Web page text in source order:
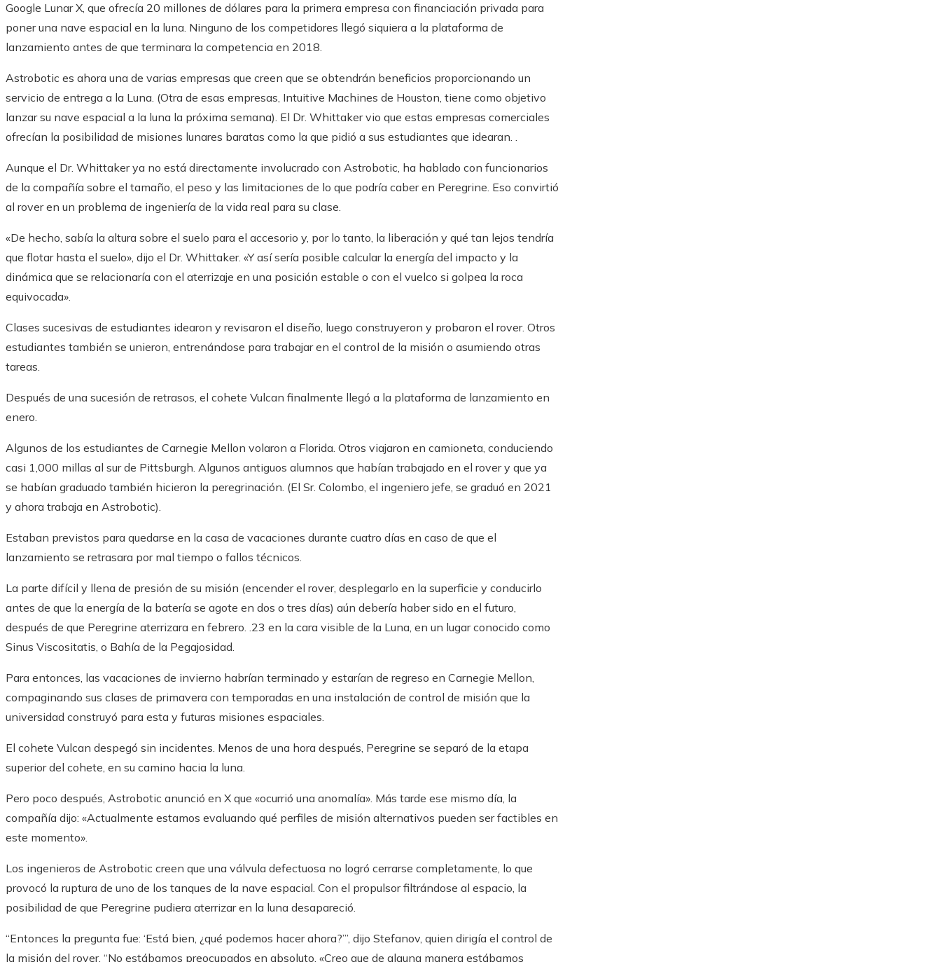
Google Lunar X, que ofrecía 20 millones de dólares para la primera empresa con financiación privada para
poner una nave espacial en la luna. Ninguno de los competidores llegó siquiera a la plataforma de
lanzamiento antes de que terminara la competencia en 2018.
Astrobotic es ahora una de varias empresas que creen que se obtendrán beneficios proporcionando un
servicio de entrega a la Luna. (Otra de esas empresas, Intuitive Machines de Houston, tiene como objetivo
lanzar su nave espacial a la luna la próxima semana). El Dr. Whittaker vio que estas empresas comerciales
ofrecían la posibilidad de misiones lunares baratas como la que pidió a sus estudiantes que idearan. .
Aunque el Dr. Whittaker ya no está directamente involucrado con Astrobotic, ha hablado con funcionarios
de la compañía sobre el tamaño, el peso y las limitaciones de lo que podría caber en Peregrine. Eso convirtió
al rover en un problema de ingeniería de la vida real para su clase.
«De hecho, sabía la altura sobre el suelo para el accesorio y, por lo tanto, la liberación y qué tan lejos tendría
que flotar hasta el suelo», dijo el Dr. Whittaker. «Y así sería posible calcular la energía del impacto y la
dinámica que se relacionaría con el aterrizaje en una posición estable o con el vuelco si golpea la roca
equivocada».
Clases sucesivas de estudiantes idearon y revisaron el diseño, luego construyeron y probaron el rover. Otros
estudiantes también se unieron, entrenándose para trabajar en el control de la misión o asumiendo otras
tareas.
Después de una sucesión de retrasos, el cohete Vulcan finalmente llegó a la plataforma de lanzamiento en
enero.
Algunos de los estudiantes de Carnegie Mellon volaron a Florida. Otros viajaron en camioneta, conduciendo
casi 1,000 millas al sur de Pittsburgh. Algunos antiguos alumnos que habían trabajado en el rover y que ya
se habían graduado también hicieron la peregrinación. (El Sr. Colombo, el ingeniero jefe, se graduó en 2021
y ahora trabaja en Astrobotic).
Estaban previstos para quedarse en la casa de vacaciones durante cuatro días en caso de que el
lanzamiento se retrasara por mal tiempo o fallos técnicos.
La parte difícil y llena de presión de su misión (encender el rover, desplegarlo en la superficie y conducirlo
antes de que la energía de la batería se agote en dos o tres días) aún debería haber sido en el futuro,
después de que Peregrine aterrizara en febrero. .23 en la cara visible de la Luna, en un lugar conocido como
Sinus Viscositatis, o Bahía de la Pegajosidad.
Para entonces, las vacaciones de invierno habrían terminado y estarían de regreso en Carnegie Mellon,
compaginando sus clases de primavera con temporadas en una instalación de control de misión que la
universidad construyó para esta y futuras misiones espaciales.
El cohete Vulcan despegó sin incidentes. Menos de una hora después, Peregrine se separó de la etapa
superior del cohete, en su camino hacia la luna.
Pero poco después, Astrobotic anunció en X que «ocurrió una anomalía». Más tarde ese mismo día, la
compañía dijo: «Actualmente estamos evaluando qué perfiles de misión alternativos pueden ser factibles en
este momento».
Los ingenieros de Astrobotic creen que una válvula defectuosa no logró cerrarse completamente, lo que
provocó la ruptura de uno de los tanques de la nave espacial. Con el propulsor filtrándose al espacio, la
posibilidad de que Peregrine pudiera aterrizar en la luna desapareció.
“Entonces la pregunta fue: ‘Está bien, ¿qué podemos hacer ahora?’”, dijo Stefanov, quien dirigía el control de
la misión del rover. “No estábamos preocupados en absoluto. «Creo que de alguna manera estábamos